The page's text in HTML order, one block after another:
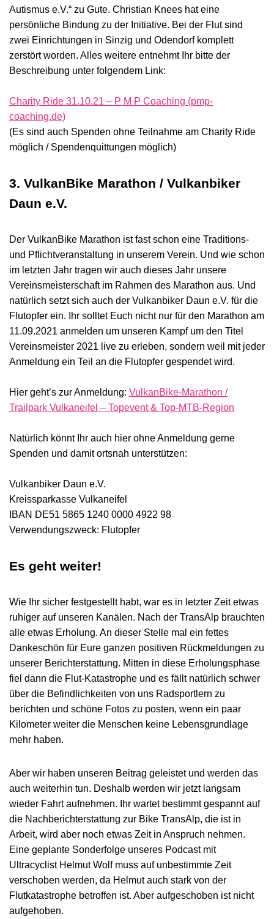
Autismus e.V.“ zu Gute. Christian Knees hat eine
persönliche Bindung zu der Initiative. Bei der Flut sind
zwei Einrichtungen in Sinzig und Odendorf komplett
zerstört worden. Alles weitere entnehmt Ihr bitte der
Beschreibung unter folgendem Link:
Charity Ride 31.10.21 – P M P Coaching (pmp-
coaching.de)
(Es sind auch Spenden ohne Teilnahme am Charity Ride
möglich / Spendenquittungen möglich)
3. VulkanBike Marathon / Vulkanbiker
Daun e.V.
Der VulkanBike Marathon ist fast schon eine Traditions-
und Pflichtveranstaltung in unserem Verein. Und wie schon
im letzten Jahr tragen wir auch dieses Jahr unsere
Vereinsmeisterschaft im Rahmen des Marathon aus. Und
natürlich setzt sich auch der Vulkanbiker Daun e.V. für die
Flutopfer ein. Ihr solltet Euch nicht nur für den Marathon am
11.09.2021 anmelden um unseren Kampf um den Titel
Vereinsmeister 2021 live zu erleben, sondern weil mit jeder
Anmeldung ein Teil an die Flutopfer gespendet wird.
Hier geht’s zur Anmeldung: VulkanBike-Marathon /
Trailpark Vulkaneifel – Topevent & Top-MTB-Region
Natürlich könnt Ihr auch hier ohne Anmeldung gerne
Spenden und damit ortsnah unterstützen:
Vulkanbiker Daun e.V.
Kreissparkasse Vulkaneifel
IBAN DE51 5865 1240 0000 4922 98
Verwendungszweck: Flutopfer
Es geht weiter!
Wie Ihr sicher festgestellt habt, war es in letzter Zeit etwas
ruhiger auf unseren Kanälen. Nach der TransAlp brauchten
alle etwas Erholung. An dieser Stelle mal ein fettes
Dankeschön für Eure ganzen positiven Rückmeldungen zu
unserer Berichterstattung. Mitten in diese Erholungsphase
fiel dann die Flut-Katastrophe und es fällt natürlich schwer
über die Befindlichkeiten von uns Radsportlern zu
berichten und schöne Fotos zu posten, wenn ein paar
Kilometer weiter die Menschen keine Lebensgrundlage
mehr haben.
Aber wir haben unseren Beitrag geleistet und werden das
auch weiterhin tun. Deshalb werden wir jetzt langsam
wieder Fahrt aufnehmen. Ihr wartet bestimmt gespannt auf
die Nachberichterstattung zur Bike TransAlp, die ist in
Arbeit, wird aber noch etwas Zeit in Anspruch nehmen.
Eine geplante Sonderfolge unseres Podcast mit
Ultracyclist Helmut Wolf muss auf unbestimmte Zeit
verschoben werden, da Helmut auch stark von der
Flutkatastrophe betroffen ist. Aber aufgeschoben ist nicht
aufgehoben.